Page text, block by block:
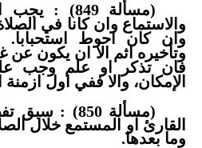
(مسألة 849)
والاستماع وان كانا في
وان كان احوط
وتأخيره اثم الا ان يكون عن
فان تذكر او علم وجب
الإمكان، والا ففي اول ازمنة
(مسألة 850) :
وما بعدها.